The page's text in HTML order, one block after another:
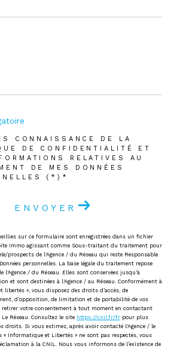
CONNAISSANCE DE LA
DE CONFIDENTIALITÉ ET
RELATIVES AU
DE MES DONNÉES
(*)*
ENVOYER
sur ce formulaire sont enregistrées dans un fichier
Immo agissant comme Sous-traitant du traitement pour
prospects de l'Agence / du Réseau qui reste Responsable
personnelles. La base légale du traitement repose
l'Agence / du Réseau. Elles sont conservées jusqu'à
et sont destinées à l'Agence / au Réseau. Conformément à
libertés », vous disposez des droits d’accès, de
d’opposition, de limitation et de portabilité de vos
retirer votre consentement à tout moment en contactant
Réseau. Consultez le site https://cnil.fr/fr pour plus
droits. Si vous estimez, après avoir contacté l'Agence / le
« Informatique et Libertés » ne sont pas respectés, vous
à la CNIL. Nous vous informons de l’existence de